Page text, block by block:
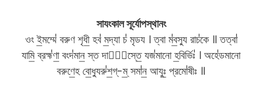
সাযংকাল সূর্যোপস্থানং
ওং ই॒মম্মে॑ বরুণ শৃধী॒ হব॑ ম॒দ্যা চ॑ মৃডয । ত্বা ম॑ব॒স্যু রাচ॑কে ॥ তত্বা॑
যামি॒ ব্রহ্ম॑ণা॒ বংদ॑মান॒ স্ত দাশা᳚স্তে॒ যজ॑মানো হ॒বির্ভিঃ॑ । অহে॑ডমানো
বরুণে॒হ বো॒ধ্যুরু॑শ॒গ্-ম্॒ সমা॑ন॒ আযুঃ॒ প্রমো॑ষীঃ ॥